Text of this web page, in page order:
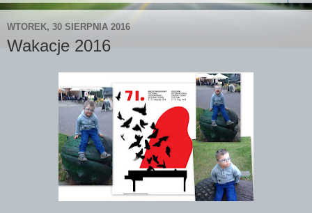
WTOREK, 30 SIERPNIA 2016
Wakacje 2016